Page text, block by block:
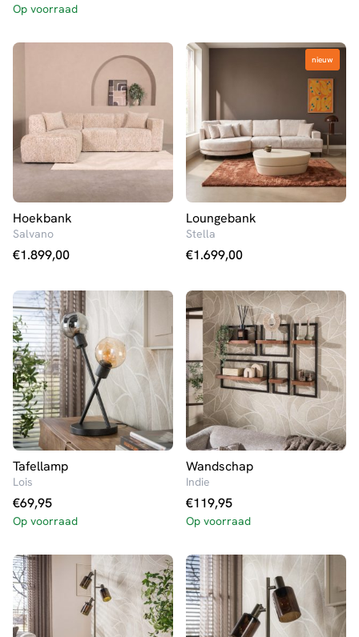
Op voorraad
Hoekbank
Salvano
€1.899,00
nieuw
nieuw
Loungebank
Stella
€1.699,00
Tafellamp
Lois
€69,95
Op voorraad
Wandschap
Indie
€119,95
Op voorraad